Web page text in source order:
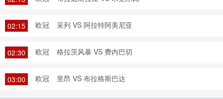
02:15 欧冠 采列 VS 阿拉特阿美尼亚
02:30 欧冠 格拉茨风暴 VS 费内巴切
03:00 欧冠 里昂 VS 布拉格斯巴达